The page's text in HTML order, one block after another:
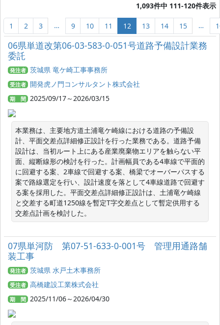
1,093件中 111-120件表示
1 2 3 … 9 10 11 12 13 14 15 …
06県単道改第06-03-583-0-051号道路予備設計業務
委託
発注者 茨城県 竜ケ崎工事事務所
受注者 開発虎ノ門コンサルタント株式会社
期 間 2025/09/17～2026/03/15
本業務は、主要地方道土浦竜ケ崎線における道路の予備設
計、平面交差点詳細修正設計を行った業務である。道路予備
設計は、当初ルート上にある産業廃棄物エリアを触らない平
面、縦断線形の検討を行った。計画幅員である4車線で平面的
に回避する案、2車線で回避する案、橋梁でオーバーパスする
案で路線選定を行い、設計速度を落として4車線道路で回避す
る案を採用した。平面交差点詳細修正設計は、土浦竜ケ崎線
と交差する町道1250線を暫定T字交差点として暫定供用する
交差点計画を検討した。
07県単河防 第07-51-633-0-001号 管理用通路舗
装工事
発注者 茨城県 水戸土木事務所
受注者 高橋建設工業株式会社
期 間 2025/11/06～2026/04/30